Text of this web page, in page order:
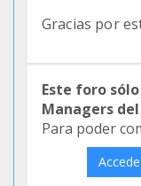
Gracias por
Este foro
Managers
Para poder
Accede